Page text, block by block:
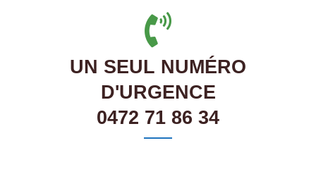
UN SEUL NUMÉRO
D'URGENCE
0472 71 86 34